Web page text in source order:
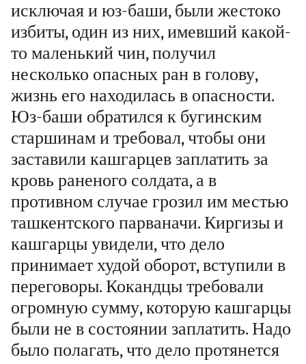
исключая и юз-баши, были жестоко
избиты, один из них, имевший какой-
то маленький чин, получил
несколько опасных ран в голову,
жизнь его находилась в опасности.
Юз-баши обратился к бугинским
старшинам и требовал, чтобы они
заставили кашгарцев заплатить за
кровь раненого солдата, а в
противном случае грозил им местью
ташкентского парваначи. Киргизы и
кашгарцы увидели, что дело
принимает худой оборот, вступили в
переговоры. Кокандцы требовали
огромную сумму, которую кашгарцы
были не в состоянии заплатить. Надо
было полагать, что дело протянется